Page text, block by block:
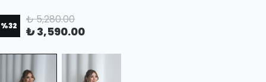
%32 ₺ 5,280.00
₺ 3,590.00